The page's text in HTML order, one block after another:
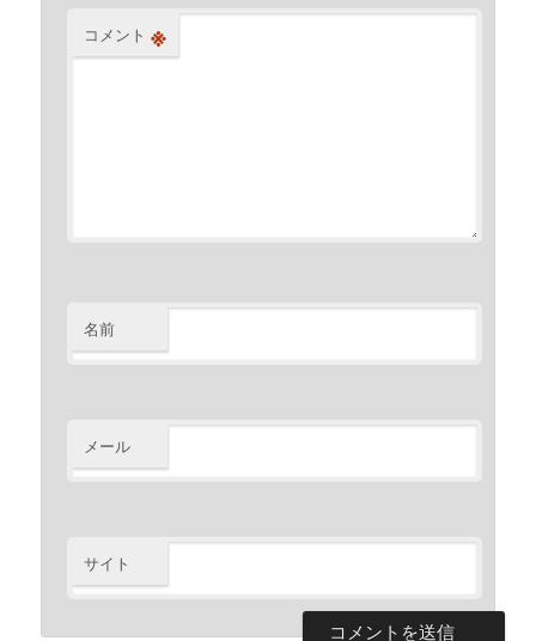
コメント ※
名前
メール
サイト